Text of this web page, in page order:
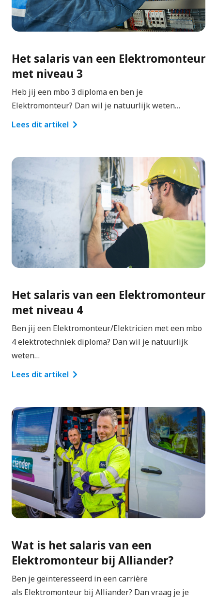
Het salaris van een Elektromonteur
met niveau 3
Heb jij een mbo 3 diploma en ben je
Elektromonteur? Dan wil je natuurlijk weten…
Lees dit artikel
Het salaris van een Elektromonteur
met niveau 4
Ben jij een Elektromonteur/Elektricien met een mbo
4 elektrotechniek diploma? Dan wil je natuurlijk
weten…
Lees dit artikel
Wat is het salaris van een
Elektromonteur bij Alliander?
Ben je geïnteresseerd in een carrière
als Elektromonteur bij Alliander? Dan vraag je je